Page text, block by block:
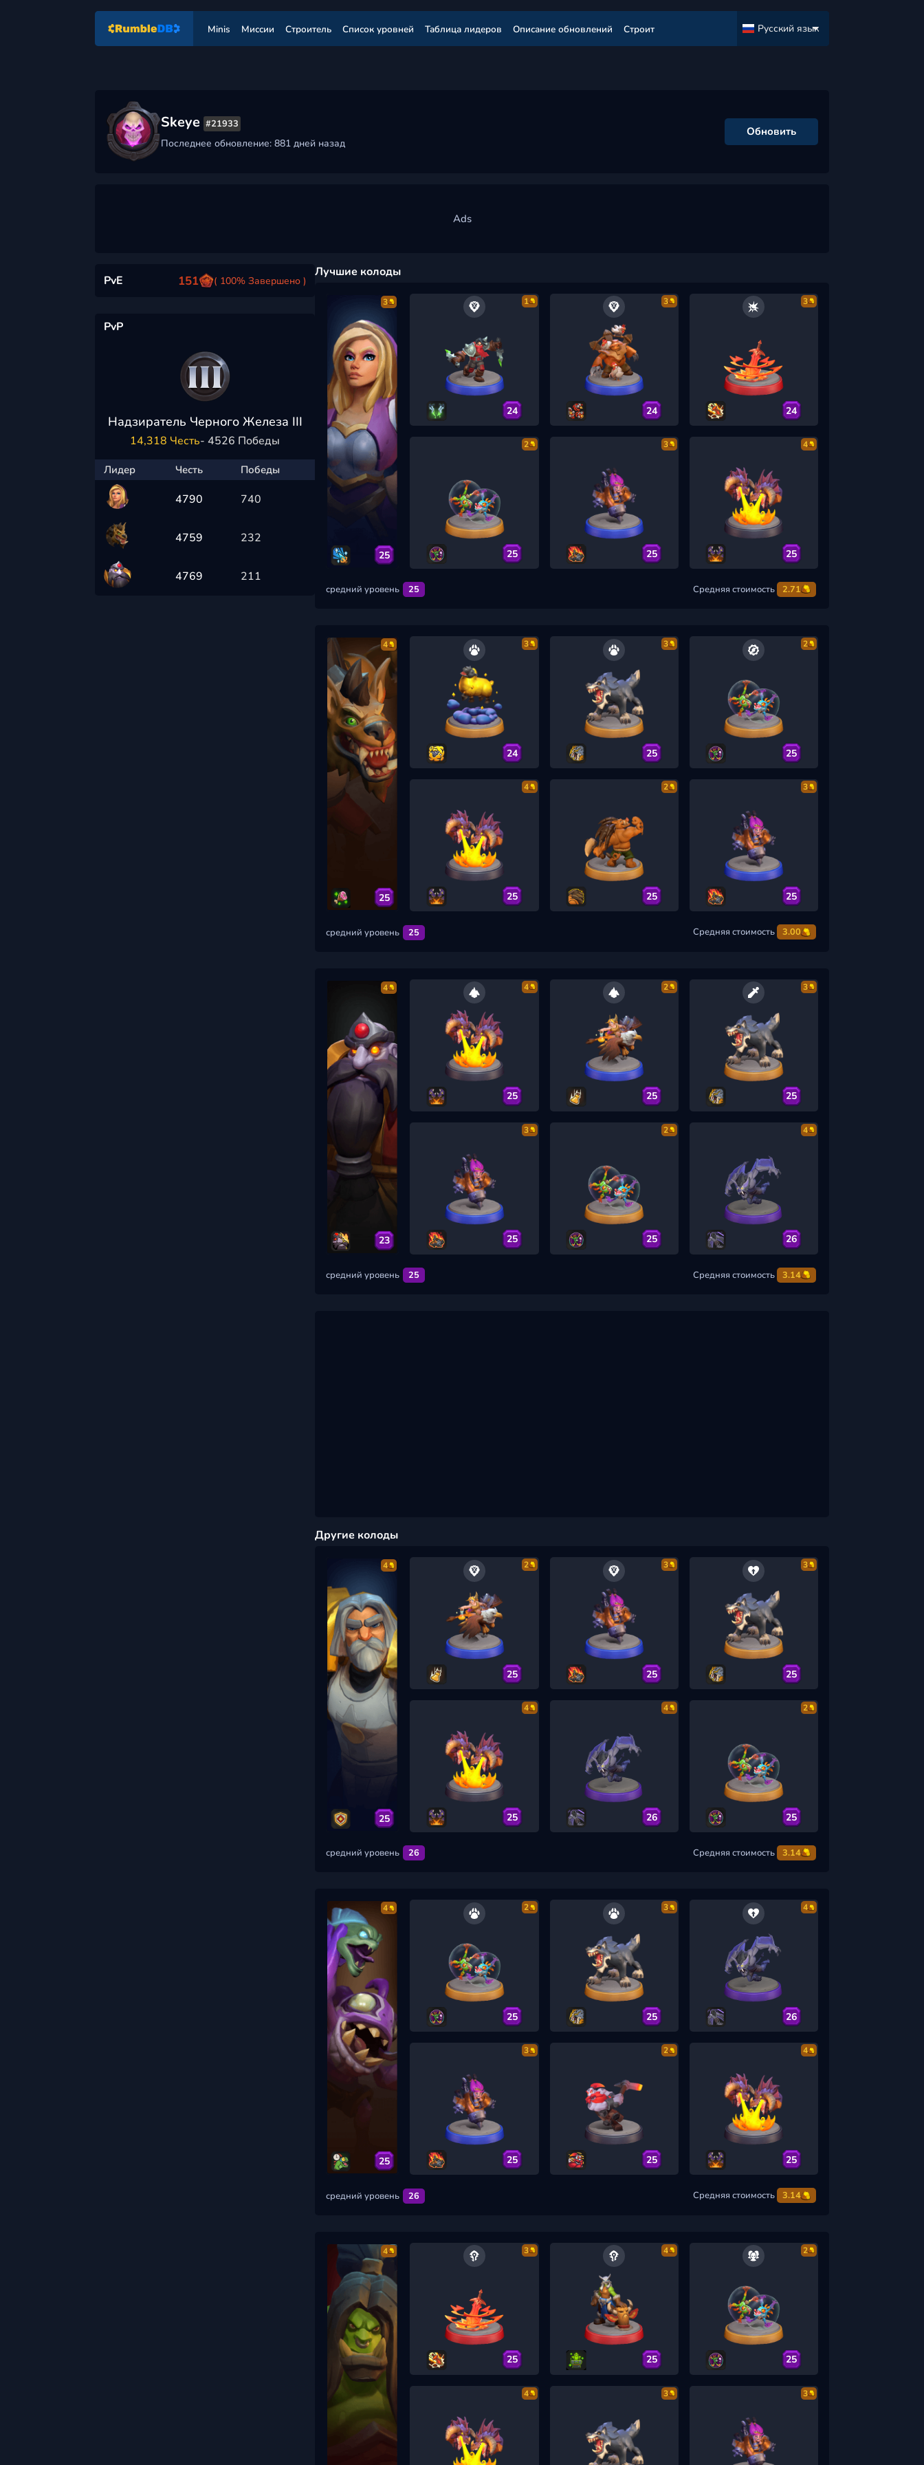
Minis Миссии Строитель Список уровней Таблица лидеров Описание обновлений Строит Русский язык
Skeye #21933
Последнее обновление: 881 дней назад
Обновить
PvE 151 ( 100% Завершено )
PvP
Надзиратель Черного Железа III
14,318 Честь- 4526 Победы
Лидер Честь Победы
4790 740
4759 232
4769 211
Лучшие колоды
3
25
1
24
3
24
3
24
2
25
3
25
4
25
средний уровень 25 Средняя стоимость 2.71
4
25
3
24
3
25
2
25
4
25
2
25
3
25
средний уровень 25 Средняя стоимость 3.00
4
23
4
25
2
25
3
25
3
25
2
25
4
26
средний уровень 25 Средняя стоимость 3.14
Другие колоды
4
25
2
25
3
25
3
25
4
25
4
26
2
25
средний уровень 26 Средняя стоимость 3.14
4
25
2
25
3
25
4
26
3
25
2
25
4
25
средний уровень 26 Средняя стоимость 3.14
4 3
25
4
25
2
25
4 3 3